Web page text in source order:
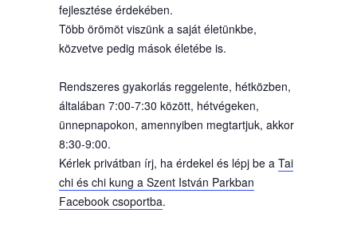
fejlesztése érdekében.
Több örömöt viszünk a saját életünkbe,
közvetve pedig mások életébe is.
Rendszeres gyakorlás reggelente, hétközben,
általában 7:00-7:30 között, hétvégeken,
ünnepnapokon, amennyiben megtartjuk, akkor
8:30-9:00.
Kérlek privátban írj, ha érdekel és lépj be a Tai
chi és chi kung a Szent István Parkban
Facebook csoportba.